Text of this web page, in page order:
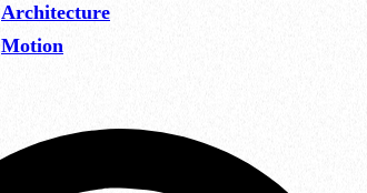
Architecture
Motion